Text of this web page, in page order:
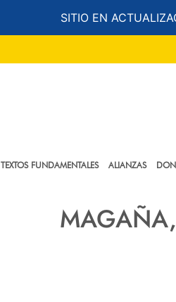
SITIO EN
TEXTOS FUNDAMENTALES ALIANZAS